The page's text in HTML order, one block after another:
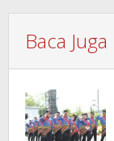
Baca Juga